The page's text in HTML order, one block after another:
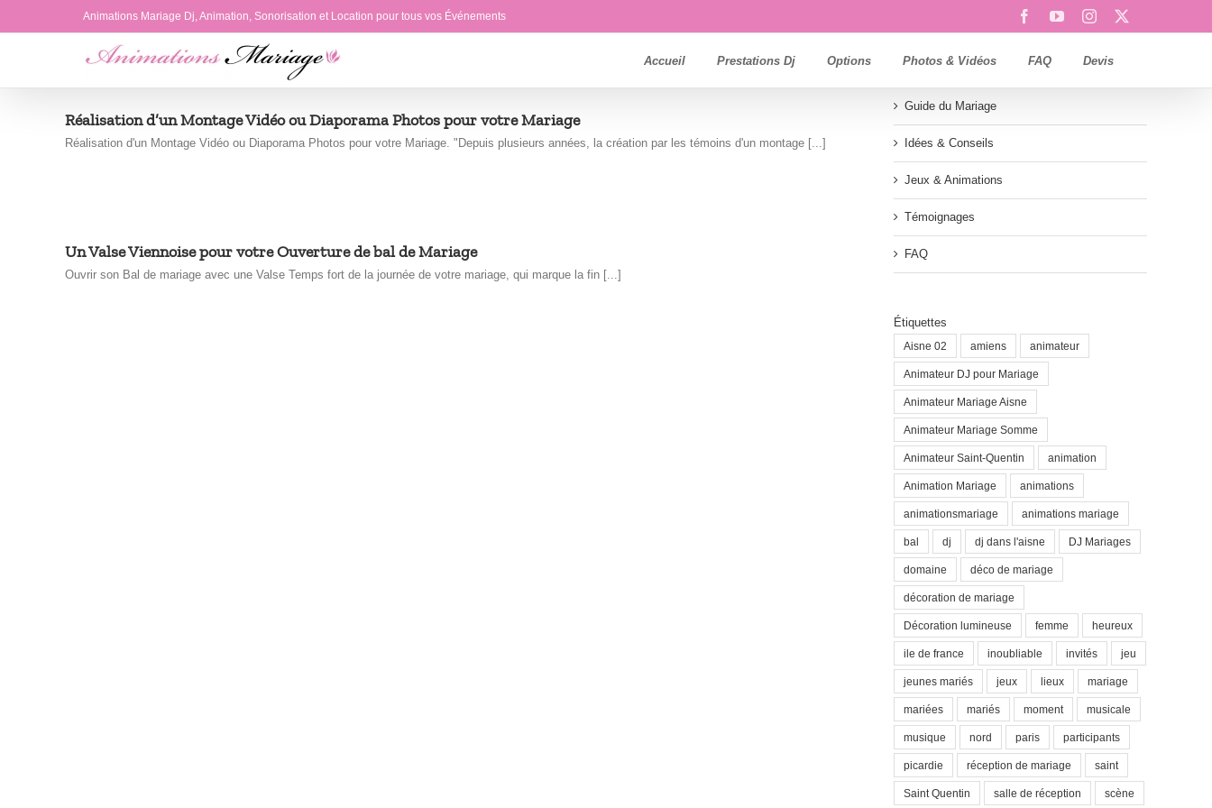
Animations Mariage Dj, Animation, Sonorisation et Location pour tous vos Événements FacebookYouTubeInstagram
Accueil Prestations Dj Options Photos & Vidéos FAQ Devis
Réalisation d’un Montage Vidéo ou Diaporama Photos pour votre Mariage
Réalisation d'un Montage Vidéo ou Diaporama Photos pour votre Mariage. "Depuis plusieurs années, la création par les témoins d'un montage [...]
Un Valse Viennoise pour votre Ouverture de bal de Mariage
Ouvrir son Bal de mariage avec une Valse Temps fort de la journée de votre mariage, qui marque la fin [...]
Guide du Mariage
Idées & Conseils
Jeux & Animations
Témoignages
FAQ
Étiquettes
Aisne 02 amiens animateur
Animateur DJ pour Mariage
Animateur Mariage Aisne
Animateur Mariage Somme
Animateur Saint-Quentin animation
Animation Mariage animations
animationsmariage animations mariage
bal dj dj dans l'aisne DJ Mariages
domaine déco de mariage
décoration de mariage
Décoration lumineuse femme heureux
ile de france inoubliable invités jeu
jeunes mariés jeux lieux mariage
mariées mariés moment musicale
musique nord paris participants
picardie réception de mariage saint
Saint Quentin salle de réception scène